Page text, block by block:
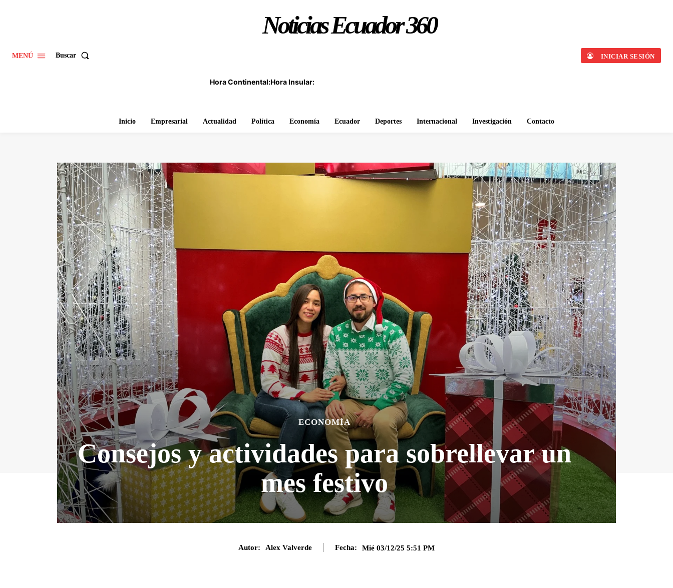
MENÚ Buscar
Noticias Ecuador 360
Hora Continental:Hora Insular:
INICIAR SESIÓN
Inicio Empresarial Actualidad Política Economía Ecuador Deportes Internacional Investigación Contacto
ECONOMÍA
Consejos y actividades para sobrellevar un
mes festivo
Autor: Alex Valverde Fecha: Mié 03/12/25 5:51 PM